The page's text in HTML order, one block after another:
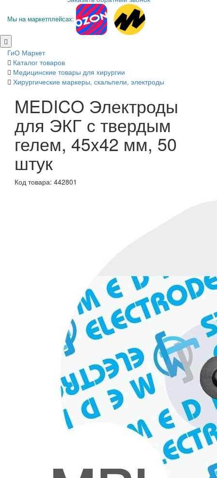
Мы на маркетплейсах:
ГиО Маркет
Каталог товаров
Медицинские товары для хирургии
Хирургические маркеры, скальпели, электроды
MEDICO Электроды
для ЭКГ с твердым
гелем, 45x42 мм, 50
штук
Код товара: 442801